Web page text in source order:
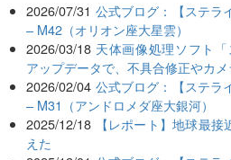
2026/07/31 公式ブログ：【ステラ
– M42（オリオン座大星雲）
2026/03/18 天体画像処理ソフト
アップデータで、不具合修正やカ
2026/02/04 公式ブログ：【ステラ
– M31（アンドロメダ座大銀河）
2025/12/18
【レポート】地球最
えた